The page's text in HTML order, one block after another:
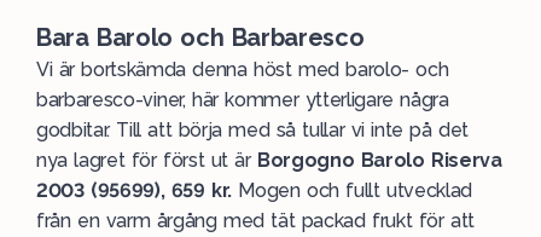
Bara Barolo och Barbaresco
Vi är bortskämda denna höst med barolo- och
barbaresco-viner, här kommer ytterligare några
godbitar. Till att börja med så tullar vi inte på det
nya lagret för först ut är Borgogno Barolo Riserva
2003 (95699), 659 kr. Mogen och fullt utvecklad
från en varm årgång med tät packad frukt för att